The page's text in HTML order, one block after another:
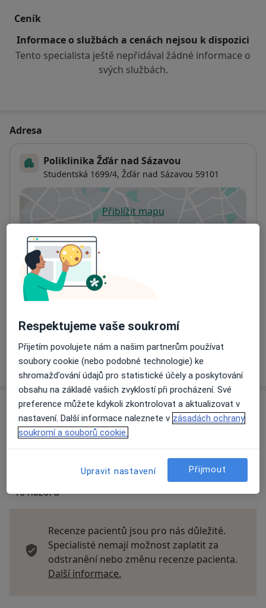
Ceník
Informace o službách a cenách nejsou k dispozici
Tento specialista ještě nepřidával žádné informace o
svých službách.
Adresa
Poliklinika Žďár nad Sázavou
Studentská 1699/4, Žďár nad Sázavou 59101
Přiblížit mapuse otevře v nové záložce
Dostupnost
Na této adrese online kalendář není aktivní
Co mám v takové situaci udělat?
Způsoby platby (soukromé návštěvy)
Detaily
Víceo adrese
Názory
Přidejte svůj názor
10 názorů
Recenze pacientů jsou pro nás důležité.
Specialisté nemají možnost zaplatit za
odstranění nebo změnu recenze pacienta.
Další informace.
Respektujeme vaše soukromí
Přijetím povolujete nám a našim partnerům používat
soubory cookie (nebo podobné technologie) ke
shromažďování údajů pro statistické účely a poskytování
obsahu na základě vašich zvyklostí při procházení. Své
preference můžete kdykoli zkontrolovat a aktualizovat v
nastavení. Další informace naleznete v zásadách ochrany
soukromí a souborů cookie.
Upravit nastavení Přijmout